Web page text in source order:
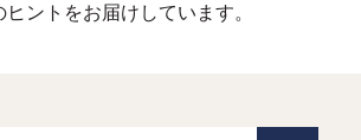
ントをお届けしています。